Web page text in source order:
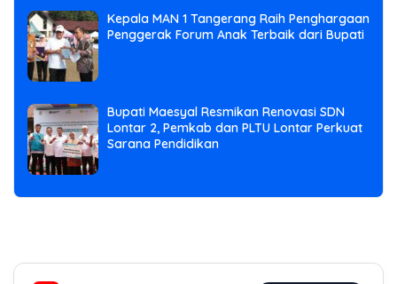
Kepala MAN 1 Tangerang Raih Penghargaan
Penggerak Forum Anak Terbaik dari Bupati
Bupati Maesyal Resmikan Renovasi SDN
Lontar 2, Pemkab dan PLTU Lontar Perkuat
Sarana Pendidikan